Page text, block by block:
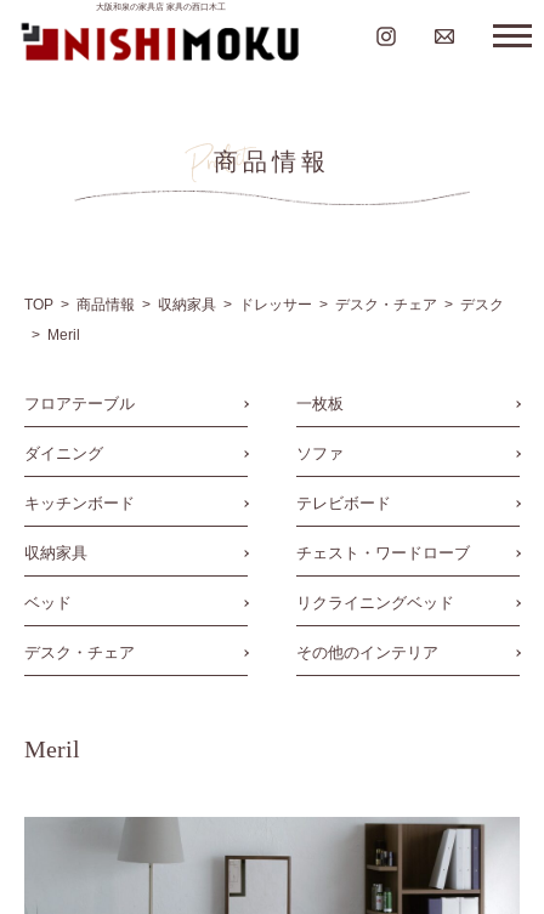
大阪和泉の家具店 家具の西口木工
商品情報
TOP 商品情報 収納家具 ドレッサー デスク・チェア
デスク
Meril
フロアテーブル 一枚板
ダイニング ソファ
キッチンボード テレビボード
収納家具 チェスト・ワードローブ
ベッド リクライニングベッド
デスク・チェア その他のインテリア
Meril